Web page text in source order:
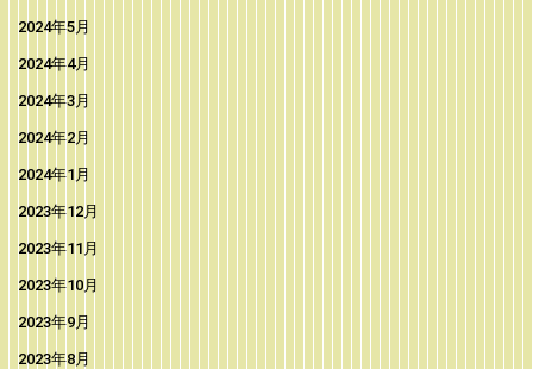
2024年5月
2024年4月
2024年3月
2024年2月
2024年1月
2023年12月
2023年11月
2023年10月
2023年9月
2023年8月